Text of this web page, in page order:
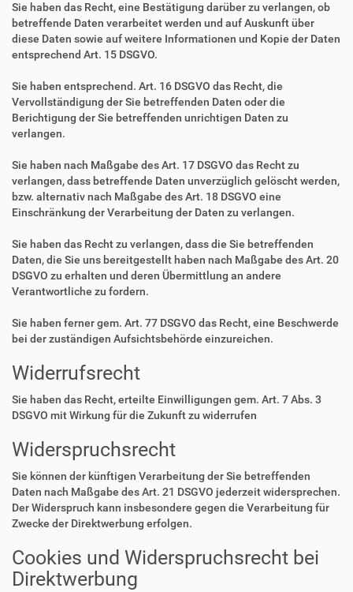
Sie haben das Recht, eine Bestätigung darüber zu verlangen, ob
betreffende Daten verarbeitet werden und auf Auskunft über
diese Daten sowie auf weitere Informationen und Kopie der Daten
entsprechend Art. 15 DSGVO.
Sie haben entsprechend. Art. 16 DSGVO das Recht, die
Vervollständigung der Sie betreffenden Daten oder die
Berichtigung der Sie betreffenden unrichtigen Daten zu
verlangen.
Sie haben nach Maßgabe des Art. 17 DSGVO das Recht zu
verlangen, dass betreffende Daten unverzüglich gelöscht werden,
bzw. alternativ nach Maßgabe des Art. 18 DSGVO eine
Einschränkung der Verarbeitung der Daten zu verlangen.
Sie haben das Recht zu verlangen, dass die Sie betreffenden
Daten, die Sie uns bereitgestellt haben nach Maßgabe des Art. 20
DSGVO zu erhalten und deren Übermittlung an andere
Verantwortliche zu fordern.
Sie haben ferner gem. Art. 77 DSGVO das Recht, eine Beschwerde
bei der zuständigen Aufsichtsbehörde einzureichen.
Widerrufsrecht
Sie haben das Recht, erteilte Einwilligungen gem. Art. 7 Abs. 3
DSGVO mit Wirkung für die Zukunft zu widerrufen
Widerspruchsrecht
Sie können der künftigen Verarbeitung der Sie betreffenden
Daten nach Maßgabe des Art. 21 DSGVO jederzeit widersprechen.
Der Widerspruch kann insbesondere gegen die Verarbeitung für
Zwecke der Direktwerbung erfolgen.
Cookies und Widerspruchsrecht bei
Direktwerbung